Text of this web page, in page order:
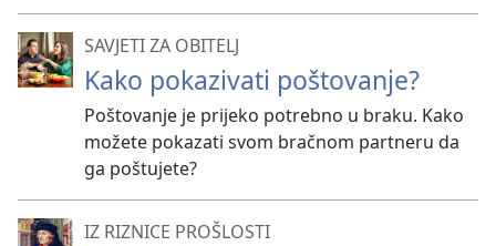
SAVJETI ZA OBITELJ
Kako pokazivati poštovanje?
Poštovanje je prijeko potrebno u braku. Kako
možete pokazati svom bračnom partneru da
ga poštujete?
IZ RIZNICE PROŠLOSTI